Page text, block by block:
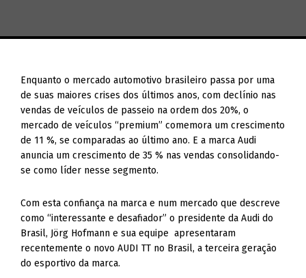
Enquanto o mercado automotivo brasileiro passa por uma
de suas maiores crises dos últimos anos, com declínio nas
vendas de veículos de passeio na ordem dos 20%, o
mercado de veículos “premium” comemora um crescimento
de 11 %, se comparadas ao último ano. E a marca Audi
anuncia um crescimento de 35 % nas vendas consolidando-
se como líder nesse segmento.
Com esta confiança na marca e num mercado que descreve
como “interessante e desafiador” o presidente da Audi do
Brasil, Jörg Hofmann e sua equipe apresentaram
recentemente o novo AUDI TT no Brasil, a terceira geração
do esportivo da marca.